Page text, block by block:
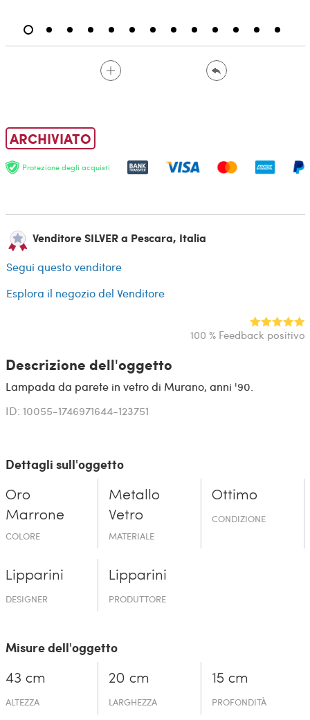
ARCHIVIATO
Protezione degli acquisti
Venditore SILVER a Pescara, Italia
Segui questo venditore
Esplora il negozio del Venditore
100 % Feedback positivo
Descrizione dell'oggetto
Lampada da parete in vetro di Murano, anni '90.
ID: 10055-1746971644-123751
Dettagli sull'oggetto
Oro
Marrone
COLORE
Metallo
Vetro
MATERIALE
Ottimo
CONDIZIONE
Lipparini
DESIGNER
Lipparini
PRODUTTORE
Misure dell'oggetto
43 cm
ALTEZZA
20 cm
LARGHEZZA
15 cm
PROFONDITÀ